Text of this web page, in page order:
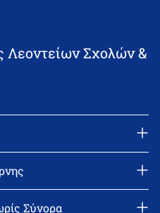
Λεοντείων Σχολών &
Σύνορα